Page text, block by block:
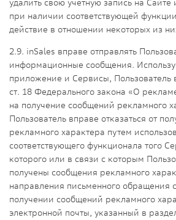
удалить свою учетную запись на Сайте
при наличии соответствующей
действие в отношении некоторых из
2.9. inSales вправе отправлять
информационные сообщения.
приложение и Сервисы, Пользователь
ст. 18 Федерального закона «О
на получение сообщений рекламного
Пользователь вправе отказаться от
рекламного характера путем
соответствующего функционала того
которого или в связи с которым
получены сообщения рекламного
направления письменного обращения
получении сообщений рекламного
электронной почты, указанный в